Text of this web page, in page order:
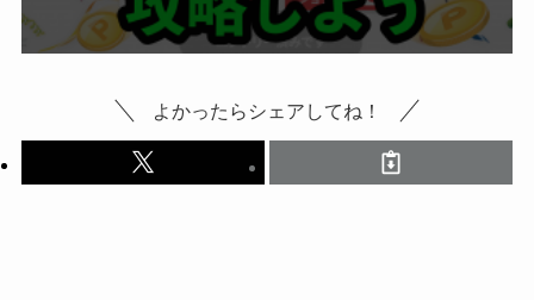
よかったらシェアしてね！